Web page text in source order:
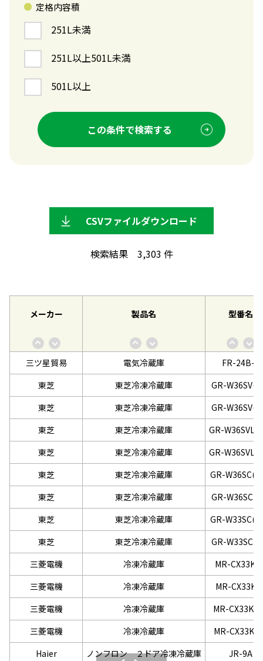
定格内容積
251L未満
251L以上501L未満
501L以上
この条件で検索する
CSVファイルダウンロード
検索結果 3,303 件
メーカー 製品名 型番名
三ツ星貿易 電気冷蔵庫
FR-24B-L
東芝
東芝冷凍冷蔵庫
GR-
東芝
東芝冷凍冷蔵庫
GR-
東芝
東芝冷凍冷蔵庫
GR-
東芝
東芝冷凍冷蔵庫
GR-
東芝
東芝冷凍冷蔵庫
GR-
東芝
東芝冷凍冷蔵庫
GR-
東芝
東芝冷凍冷蔵庫
GR-
東芝
東芝冷凍冷蔵庫
GR-
三菱電機
冷凍冷蔵庫
MR-CX33K-
三菱電機
冷凍冷蔵庫
MR-CX33K-
三菱電機
冷凍冷蔵庫
MR-CX33KL-
三菱電機
冷凍冷蔵庫
MR-
Haier
ノンフロン ２ドア冷凍冷蔵庫
JR-9A